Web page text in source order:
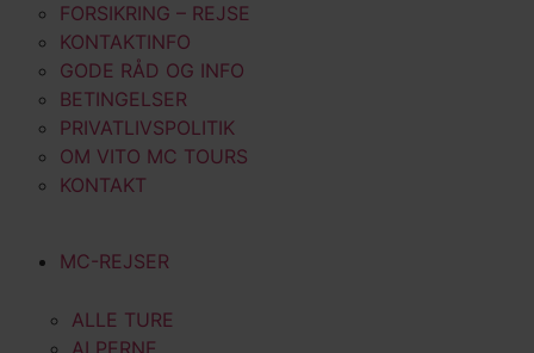
FORSIKRING – REJSE
KONTAKTINFO
GODE RÅD OG INFO
BETINGELSER
PRIVATLIVSPOLITIK
OM VITO MC TOURS
KONTAKT
MC-REJSER
ALLE TURE